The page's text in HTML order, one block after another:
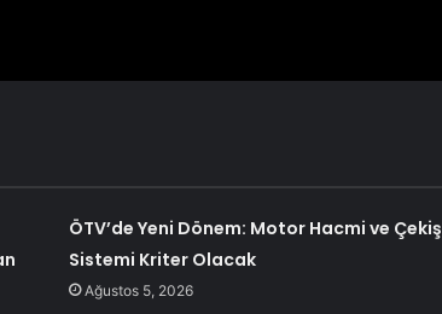
ÖTV’de Yeni Dönem: Motor Hacmi ve Çekiş
Sistemi Kriter Olacak
Ağustos 5, 2026